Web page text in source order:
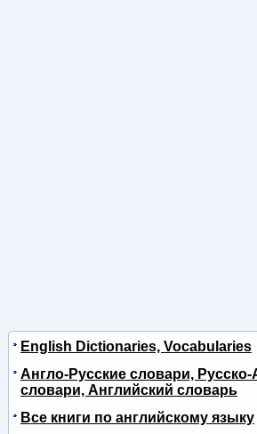
English Dictionaries, Vocabularies
Англо-Русские словари, Русско-
словари, Английский словарь
Все книги по английскому языку